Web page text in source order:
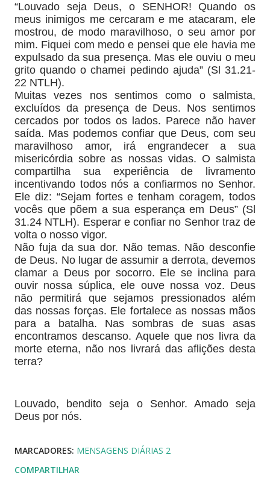
“Louvado seja Deus, o SENHOR! Quando os
meus inimigos me cercaram e me atacaram, ele
mostrou, de modo maravilhoso, o seu amor por
mim. Fiquei com medo e pensei que ele havia me
expulsado da sua presença. Mas ele ouviu o meu
grito quando o chamei pedindo ajuda” (Sl 31.21-
22 NTLH).
Muitas vezes nos sentimos como o salmista,
excluídos da presença de Deus. Nos sentimos
cercados por todos os lados. Parece não haver
saída. Mas podemos confiar que Deus, com seu
maravilhoso amor, irá engrandecer a sua
misericórdia sobre as nossas vidas. O salmista
compartilha sua experiência de livramento
incentivando todos nós a confiarmos no Senhor.
Ele diz: “Sejam fortes e tenham coragem, todos
vocês que põem a sua esperança em Deus” (Sl
31.24 NTLH). Esperar e confiar no Senhor traz de
volta o nosso vigor.
Não fuja da sua dor. Não temas. Não desconfie
de Deus. No lugar de assumir a derrota, devemos
clamar a Deus por socorro. Ele se inclina para
ouvir nossa súplica, ele ouve nossa voz. Deus
não permitirá que sejamos pressionados além
das nossas forças. Ele fortalece as nossas mãos
para a batalha. Nas sombras de suas asas
encontramos descanso. Aquele que nos livra da
morte eterna, não nos livrará das aflições desta
terra?
Louvado, bendito seja o Senhor. Amado seja
Deus por nós.
MARCADORES: MENSAGENS DIÁRIAS 2
COMPARTILHAR